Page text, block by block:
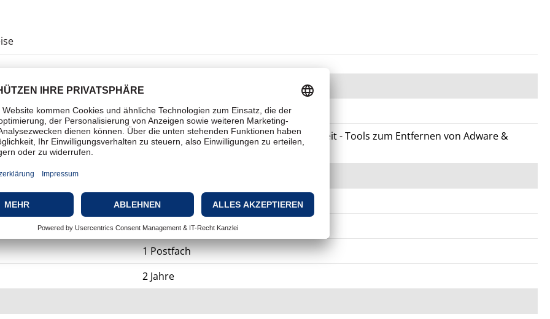
Sicherheitsanwendungen
Sicherheit - Antispam-Software, Sicherheit - Tools zum Entfernen von Adware &
Abonnement-Lizenz
Abonnement-Lizenz
1 Postfach
2 Jahre